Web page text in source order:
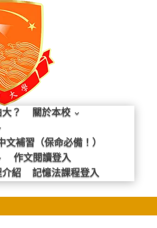
？
關於本校
文補習（保命必備！）
作文閱讀登入
紹
記憶法課程登入